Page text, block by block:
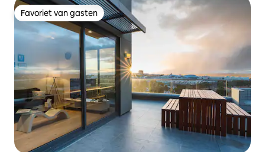
Favoriet van gasten
Favoriet van gasten